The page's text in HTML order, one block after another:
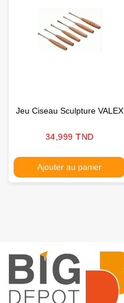
Jeu Ciseau Sculpture VALEX
Prix
34,999 TND
Ajouter au panier